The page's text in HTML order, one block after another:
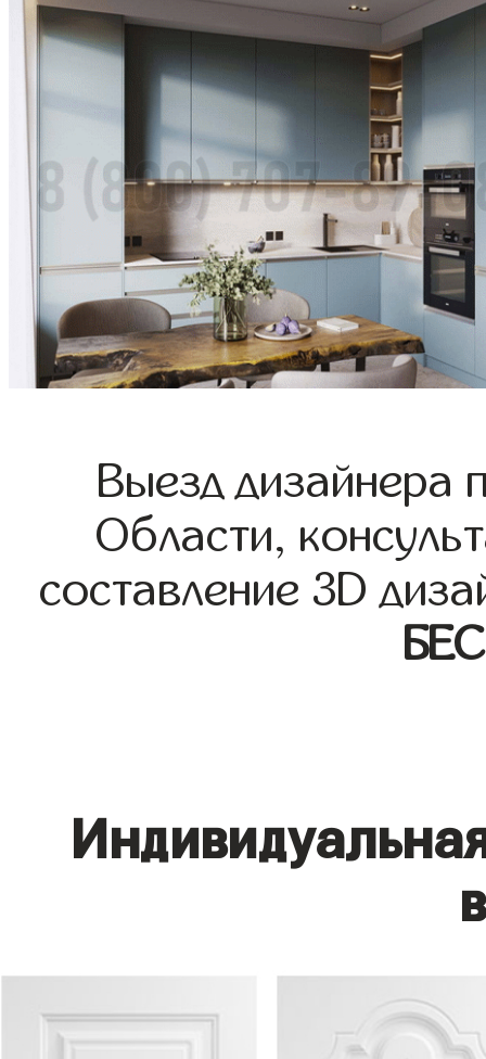
Выезд дизайнера
Области,
составление 3D